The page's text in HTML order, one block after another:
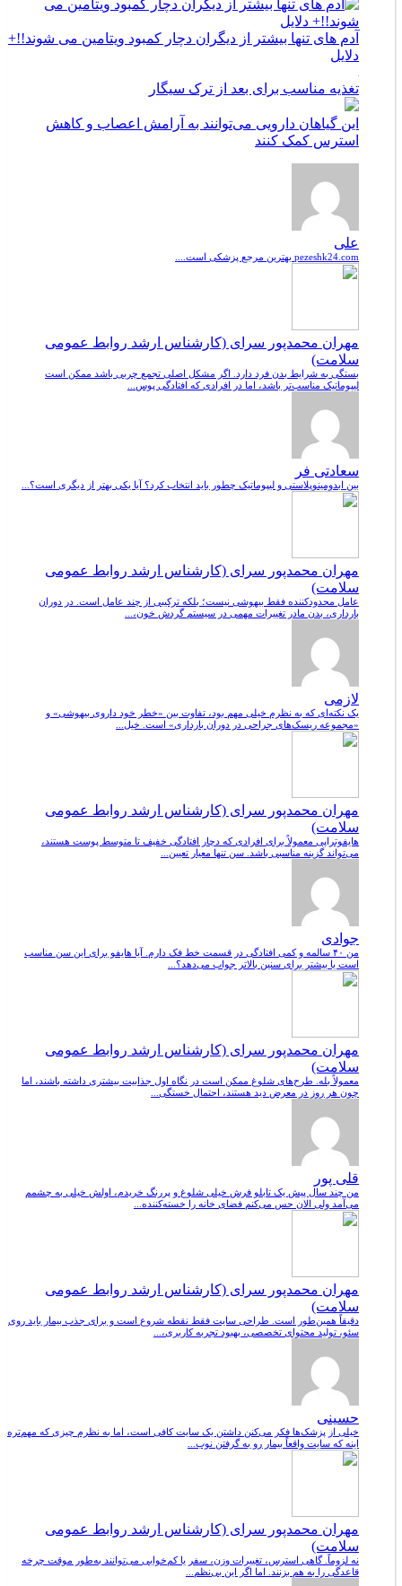
آدم های تنها بیشتر از دیگران دچار کمبود ویتامین می شوند!!+
دلایل
تغذیه مناسب برای بعد از ترک سیگار
این گیاهان دارویی می‌توانند به آرامش اعصاب و کاهش
استرس کمک کنند
علی
pezeshk24.com بهترین مرجع پزشکی است....
مهران محمدپور سرای (کارشناس ارشد روابط عمومی
سلامت)
بستگی به شرایط بدن فرد دارد. اگر مشکل اصلی تجمع چربی باشد ممکن است
لیپوماتیک مناسب‌تر باشد، اما در افرادی که افتادگی پوس...
سعادتی فر
بین ابدومینوپلاستی و لیپوماتیک چطور باید انتخاب کرد؟ آیا یکی بهتر از دیگری است؟...
مهران محمدپور سرای (کارشناس ارشد روابط عمومی
سلامت)
عامل محدودکننده فقط بیهوشی نیست؛ بلکه ترکیبی از چند عامل است. در دوران
بارداری، بدن مادر تغییرات مهمی در سیستم گردش خون،...
لازمی
یک نکته‌ای که به نظرم خیلی مهم بود، تفاوت بین «خطر خود داروی بیهوشی» و
«مجموعه ریسک‌های جراحی در دوران بارداری» است. خیل...
مهران محمدپور سرای (کارشناس ارشد روابط عمومی
سلامت)
هایفوتراپی معمولاً برای افرادی که دچار افتادگی خفیف تا متوسط پوست هستند،
می‌تواند گزینه مناسبی باشد. سن تنها معیار تعیین...
جوادی
من ۴۰ سالمه و کمی افتادگی در قسمت خط فک دارم. آیا هایفو برای این سن مناسب
است یا بیشتر برای سنین بالاتر جواب می‌دهد؟...
مهران محمدپور سرای (کارشناس ارشد روابط عمومی
سلامت)
معمولاً بله. طرح‌های شلوغ ممکن است در نگاه اول جذابیت بیشتری داشته باشند، اما
چون هر روز در معرض دید هستند، احتمال خستگی...
قلی پور
من چند سال پیش یک تابلو فرش خیلی شلوغ و پررنگ خریدم، اولش خیلی به چشمم
می‌آمد ولی الان حس می‌کنم فضای خانه را خسته‌کننده...
مهران محمدپور سرای (کارشناس ارشد روابط عمومی
سلامت)
دقیقاً همین‌طور است. طراحی سایت فقط نقطه شروع است و برای جذب بیمار باید روی
سئو، تولید محتوای تخصصی، بهبود تجربه کاربری،...
حسینی
خیلی از پزشک‌ها فکر می‌کنن داشتن یک سایت کافی است، اما به نظرم چیزی که مهم‌تره
اینه که سایت واقعاً بیمار رو به گرفتن نوب...
مهران محمدپور سرای (کارشناس ارشد روابط عمومی
سلامت)
نه لزوماً. گاهی استرس، تغییرات وزن، سفر یا کم‌خوابی می‌توانند به‌طور موقت چرخه
قاعدگی را به هم بزنند. اما اگر این بی‌نظم...